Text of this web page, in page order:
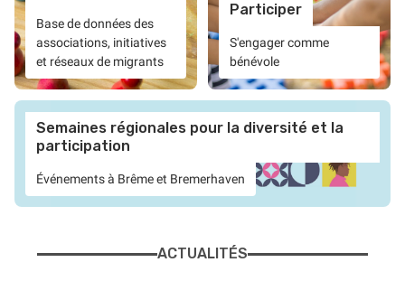
Base de données des
associations, initiatives
et réseaux de migrants
Participer
S'engager comme
bénévole
Semaines régionales pour la diversité et la
participation
Événements à Brême et Bremerhaven
ACTUALITÉS